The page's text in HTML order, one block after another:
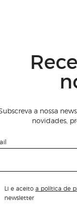
a nossa
novidades,
Li e aceito a política de
newsletter